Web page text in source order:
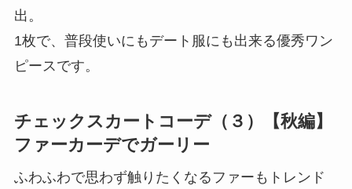
出。
1枚で、普段使いにもデート服にも出来る優秀ワン
ピースです。
チェックスカートコーデ（３）【秋編】
ファーカーデでガーリー
ふわふわで思わず触りたくなるファーもトレンド